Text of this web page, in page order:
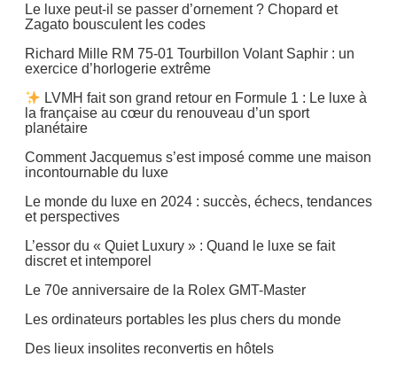
Le luxe peut-il se passer d’ornement ? Chopard et
Zagato bousculent les codes
Richard Mille RM 75-01 Tourbillon Volant Saphir : un
exercice d’horlogerie extrême
LVMH fait son grand retour en Formule 1 : Le luxe à
la française au cœur du renouveau d’un sport
planétaire
Comment Jacquemus s’est imposé comme une maison
incontournable du luxe
Le monde du luxe en 2024 : succès, échecs, tendances
et perspectives
L’essor du « Quiet Luxury » : Quand le luxe se fait
discret et intemporel
Le 70e anniversaire de la Rolex GMT-Master
Les ordinateurs portables les plus chers du monde
Des lieux insolites reconvertis en hôtels